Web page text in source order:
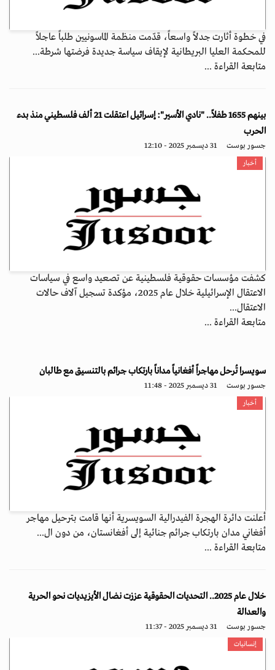
في خطوة أثارت جدلاً واسعاً، قدّمت منظمة الماسونيين طلباً عاجلاً
للمحكمة العليا البريطانية لإيقاف سياسة جديدة فرضتها شرطة...
متابعة القراءة ...
بينهم 1655 طفلاً.. "نادي الأسير": إسرائيل اعتقلت 21 ألف فلسطيني منذ بدء
الحرب
جسور بوست 31 ديسمبر 2025 - 12:10
أخبار
كشفت مؤسسات حقوقية فلسطينية عن تصعيد واسع في سياسات
الاعتقال الإسرائيلية خلال عام 2025، مؤكدة تسجيل آلاف حالات
الاعتقال...
متابعة القراءة ...
سويسرا تُرحل مهاجراً أفغانياً مداناً بارتكاب جرائم بالتنسيق مع طالبان
جسور بوست 31 ديسمبر 2025 - 11:48
أخبار
أعلنت دائرة الهجرة الفيدرالية السويسرية أنها قامت بترحيل مهاجر
أفغاني مدان بارتكاب جرائم جنائية إلى أفغانستان، من دون ال...
متابعة القراءة ...
خلال عام 2025.. التحديات الحقوقية عززت نضال الأيزيديات نحو الحرية
والعدالة
جسور بوست 31 ديسمبر 2025 - 11:37
إنسانيات